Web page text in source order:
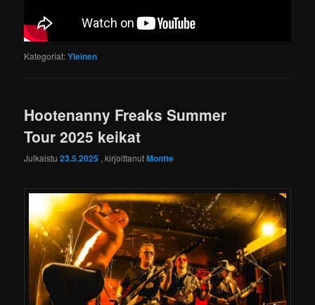
Kategoriat:Yleinen
Hootenanny Freaks Summer
Tour 2025 keikat
Julkaistu23.5.2025 , kirjoittanutMontte